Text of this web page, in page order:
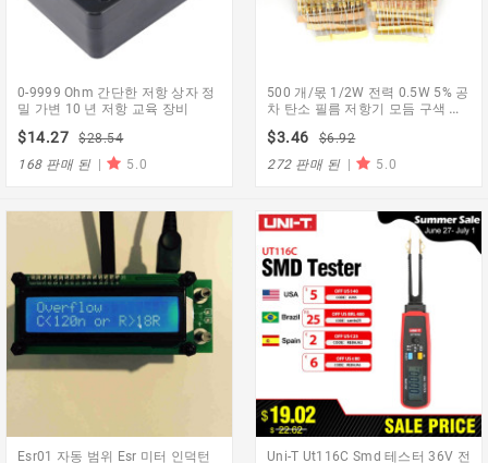
0-9999 Ohm 간단한 저항 상자 정
밀 가변 10 년 저항 교육 장비
$14.27
$28.54
168 판매 된 | 5.0
500 개/몫 1/2W 전력 0.5W 5% 공
차 탄소 필름 저항기 모듬 구색 키
10Pcs
$3.46
$6.92
272 판매 된 | 5.0
Esr01 자동 범위 Esr 미터 인덕턴
Uni-T Ut116C Smd 테스터 36V 전